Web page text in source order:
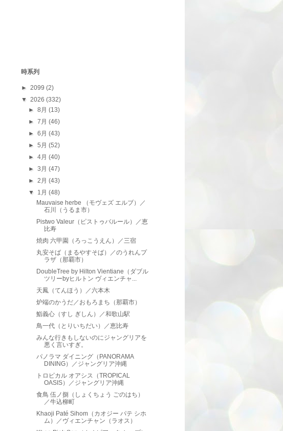
時系列
► 2099 (2)
▼ 2026 (332)
►8月(13)
►7月(46)
►6月(43)
►5月(52)
►4月(40)
►3月(47)
►2月(43)
▼ 1月(48)
Mauvaise herbe （モヴェズ エルブ）／
石川（うるま市）
Pistwo Valeur（ピストゥバルール）／恵
比寿
焼肉 六甲園（ろっこうえん）／三宿
丸安そば（まるやすそば）／のうれんプ
ラザ（那覇市）
DoubleTree by Hilton Vientiane（ダブル
ツリーbyヒルトン ヴィエンチャ...
天鳳（てんほう）／六本木
炉端のかうだ／おもろまち（那覇市）
鮨義心（すし ぎしん）／和歌山駅
鳥一代（とりいちだい）／恵比寿
みんな行きもしないのにジャングリアを
悪く言いすぎ。
パノラマ ダイニング（PANORAMA
DINING）／ジャングリア沖縄
トロピカル オアシス（TROPICAL
OASIS）／ジャングリア沖縄
食鳥 伍ノ捌（しょくちょう ごのはち）
／牛込柳町
Khaoji Paté Sihom（カオジー パテ シホ
ム）／ヴィエンチャン（ラオス）